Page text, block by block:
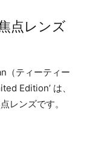
点レンズ
（ティーティー
Edition’ は、
レンズです。